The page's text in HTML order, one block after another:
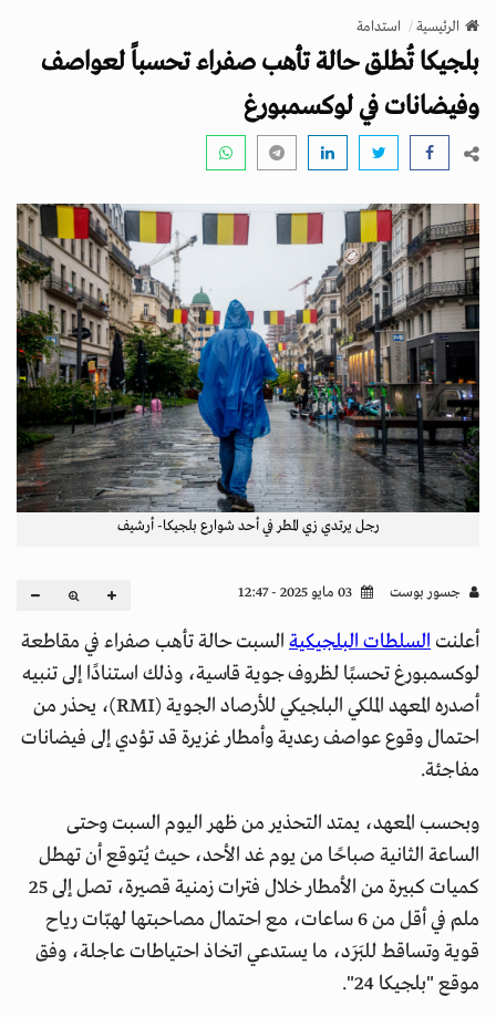
v
g
a
t
n
الرئيسية استدامة
بلجيكا تُطلق حالة تأهب صفراء تحسباً لعواصف
وفيضانات في لوكسمبورغ
رجل يرتدي زي المطر في أحد شوارع بلجيكا- أرشيف
جسور بوست
أعلنتالسلطات البلجيكية السبت حالة تأهب صفراء في مقاطعة
لوكسمبورغ تحسبًا لظروف جوية قاسية، وذلك استنادًا إلى تنبيه
أصدره المعهد الملكي البلجيكي للأرصاد الجوية (RMI)، يحذر من
احتمال وقوع عواصف رعدية وأمطار غزيرة قد تؤدي إلى فيضانات
مفاجئة.
وبحسب المعهد، يمتد التحذير من ظهر اليوم السبت وحتى
الساعة الثانية صباحًا من يوم غد الأحد، حيث يُتوقع أن تهطل
كميات كبيرة من الأمطار خلال فترات زمنية قصيرة، تصل إلى 25
ملم في أقل من 6 ساعات، مع احتمال مصاحبتها لهبّات رياح
قوية وتساقط للبَرَد، ما يستدعي اتخاذ احتياطات عاجلة، وفق
موقع "بلجيكا 24".